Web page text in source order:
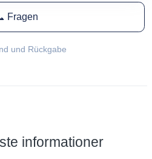
Fragen
und Rückgabe
informationer